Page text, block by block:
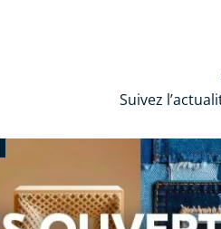
Suivez